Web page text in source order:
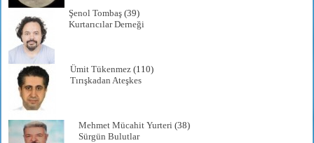
Şenol Tombaş (39)
Kurtarıcılar Derneği
Ümit Tükenmez (110)
Tırışkadan Ateşkes
Mehmet Mücahit Yurteri (38)
Sürgün Bulutlar